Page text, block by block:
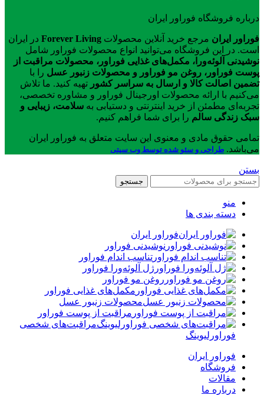
درباره فروشگاه فوراور ایران
فوراور ایران مرجع خرید آنلاین محصولات Forever Living در ایران
است. در این فروشگاه می‌توانید انواع محصولات فوراور شامل
نوشیدنی آلوئه‌ورا، مکمل‌های غذایی فوراور، محصولات مراقبت از
پوست فوراور، روغن مو فوراور و محصولات زنبور عسل را با
تضمین اصالت کالا و ارسال به سراسر کشور تهیه کنید. ما تلاش
می‌کنیم با ارائه محصولات اورجینال فوراور و مشاوره تخصصی،
تجربه‌ای مطمئن از خرید اینترنتی و دستیابی به سلامت، زیبایی و
سبک زندگی سالم را برای شما فراهم کنیم.
تمامی حقوق مادی و معنوی این سایت متعلق به فوراور ایران
می‌باشد. طراحی و سئو شده توسط وب سیتی
بستن
جستجو
منو
دسته بندی ها
فوراور ایران
نوشیدنی فوراور
تناسب اندام فوراور
ژل آلوئه‌ورا فوراور
روغن مو فوراور
مکمل‌های غذایی فوراور
محصولات زنبور عسل
مراقبت از پوست فوراور
مراقبت‌های شخصی
فوراورلیوینگ
فوراور ایران
فروشگاه
مقالات
درباره ما